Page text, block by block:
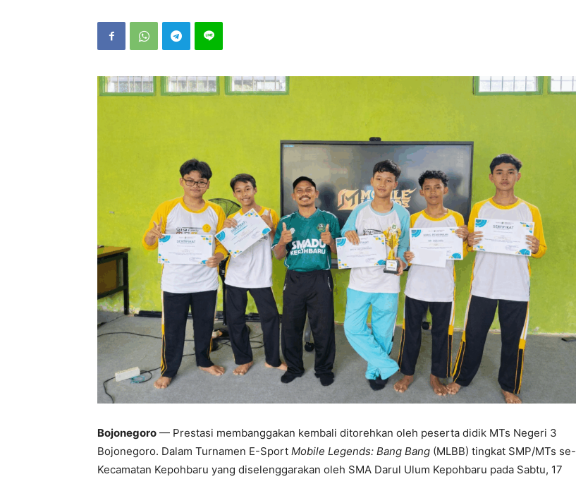
Bojonegoro — Prestasi membanggakan kembali ditorehkan oleh peserta didik MTs Negeri 3
Bojonegoro. Dalam Turnamen E-Sport Mobile Legends: Bang Bang (MLBB) tingkat SMP/MTs se-
Kecamatan Kepohbaru yang diselenggarakan oleh SMA Darul Ulum Kepohbaru pada Sabtu, 17